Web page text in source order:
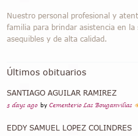
Nuestro personal profesional y
familia para brindar asistencia en
asequibles y de alta calidad.
Últimos obituarios
SANTIAGO AGUILAR RAMIREZ
3 days ago by Cementerio Las Bouganvilias
EDDY SAMUEL LOPEZ COLINDRES